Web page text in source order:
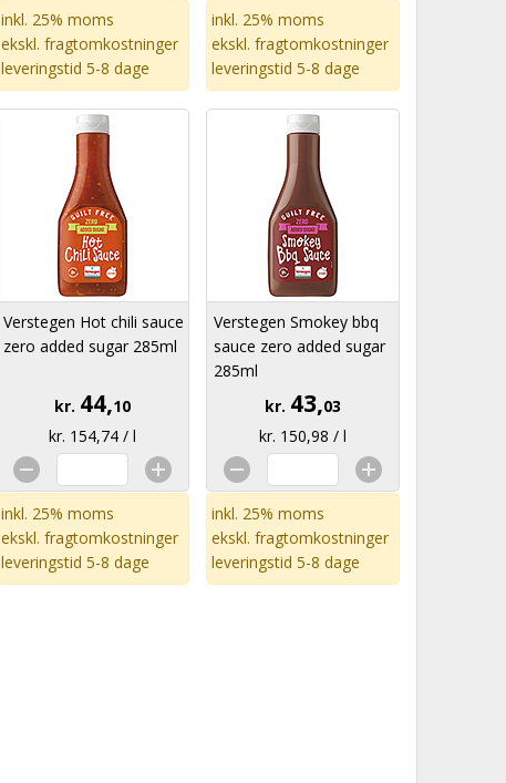
inkl. 25% moms
ekskl. fragtomkostninger
leveringstid 5-8 dage
inkl. 25% moms
ekskl. fragtomkostninger
leveringstid 5-8 dage
Verstegen Hot chili sauce
zero added sugar 285ml
kr. 44,10
kr. 154,74 / l
inkl. 25% moms
ekskl. fragtomkostninger
leveringstid 5-8 dage
Verstegen Smokey bbq
sauce zero added sugar
285ml
kr. 43,03
kr. 150,98 / l
inkl. 25% moms
ekskl. fragtomkostninger
leveringstid 5-8 dage